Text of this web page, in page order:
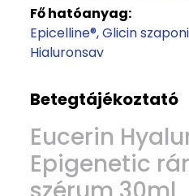
Fő hatóanyag:
Epicelline® Glicin
Hialuronsav
Betegtájékoztató
Eucerin
Epigenetic